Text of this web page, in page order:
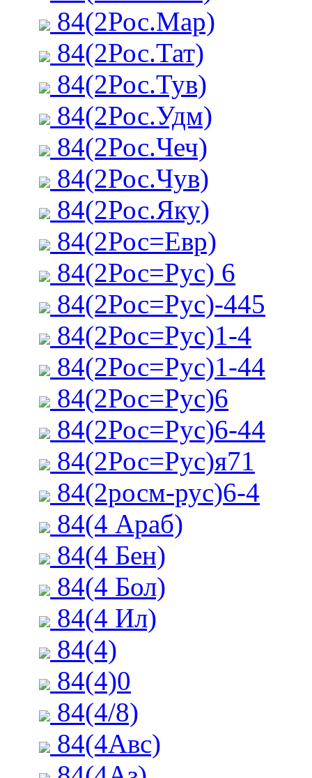
84(2Рос.Мар)
84(2Рос.Тат)
84(2Рос.Тув)
84(2Рос.Удм)
84(2Рос.Чеч)
84(2Рос.Чув)
84(2Рос.Яку)
84(2Рос=Евр)
84(2Рос=Рус) 6
84(2Рос=Рус)-445
84(2Рос=Рус)1-4
84(2Рос=Рус)1-44
84(2Рос=Рус)6
84(2Рос=Рус)6-44
84(2Рос=Рус)я71
84(2росм-рус)6-4
84(4 Араб)
84(4 Бен)
84(4 Бол)
84(4 Ил)
84(4)
84(4)0
84(4/8)
84(4Авс)